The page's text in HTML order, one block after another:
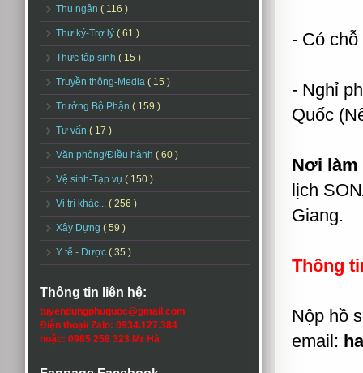
Thu ngân ( 116 )
Thư ký-Trợ lý ( 61 )
Thực tập sinh ( 15 )
Truyền thông-Media ( 15 )
Trưởng Bộ Phận ( 159 )
Tư vấn ( 17 )
Văn phòng/Điều hành ( 60 )
Vệ sinh-Tạp vụ ( 150 )
Vị trí khác... ( 256 )
Xây Dựng ( 59 )
Y tế - Dược ( 35 )
Thông tin liên hệ:
tuyendungphuquoc@gmail.com
Điện thoại/ Zalo: 0934.127.384
hoặc: 0985 258 323 Mr Hà
- Có
- Nghỉ
Quốc
Nơi làm
lịch
Giang.
Thông
Nộp hồ
email: